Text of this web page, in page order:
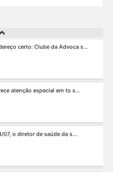
atenção especial em to s...
07, o diretor de saúde da s...
é cuidar da carreira.